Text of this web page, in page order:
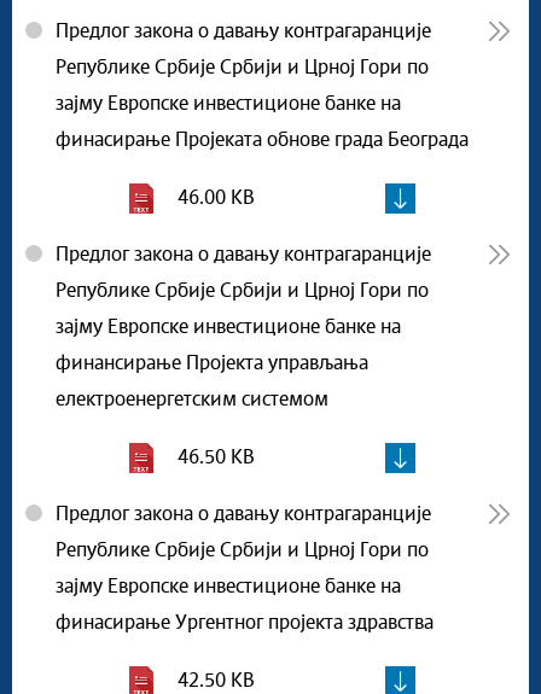
Предлог закона о давању контрагаранције
Републике Србије Србији и Црној Гори по
зајму Европске инвестиционе банке на
финасирање Пројеката обнове града Београда
46.00 KB
Предлог закона о давању контрагаранције
Републике Србије Србији и Црној Гори по
зајму Европске инвестиционе банке на
финансирање Пројекта управљања
електроенергетским системом
46.50 KB
Предлог закона о давању контрагаранције
Републике Србије Србији и Црној Гори по
зајму Европске инвестиционе банке на
финасирање Ургентног пројекта здравства
42.50 KB